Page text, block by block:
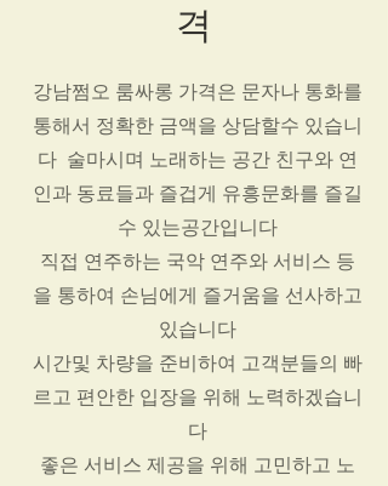
격
강남쩜오 룸싸롱 가격은 문자나 통화를
통해서 정확한 금액을 상담할수 있습니
다 술마시며 노래하는 공간 친구와 연
인과 동료들과 즐겁게 유흥문화를 즐길
수 있는공간입니다
직접 연주하는 국악 연주와 서비스 등
을 통하여 손님에게 즐거움을 선사하고
있습니다
시간및 차량을 준비하여 고객분들의 빠
르고 편안한입장을 위해 노력하겠습니
다
좋은 서비스 제공을 위해 고민하고 노